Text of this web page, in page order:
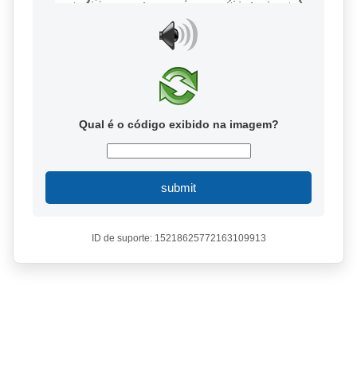
Qual é o código exibido na imagem?
submit
ID de suporte: 15218625772163109913